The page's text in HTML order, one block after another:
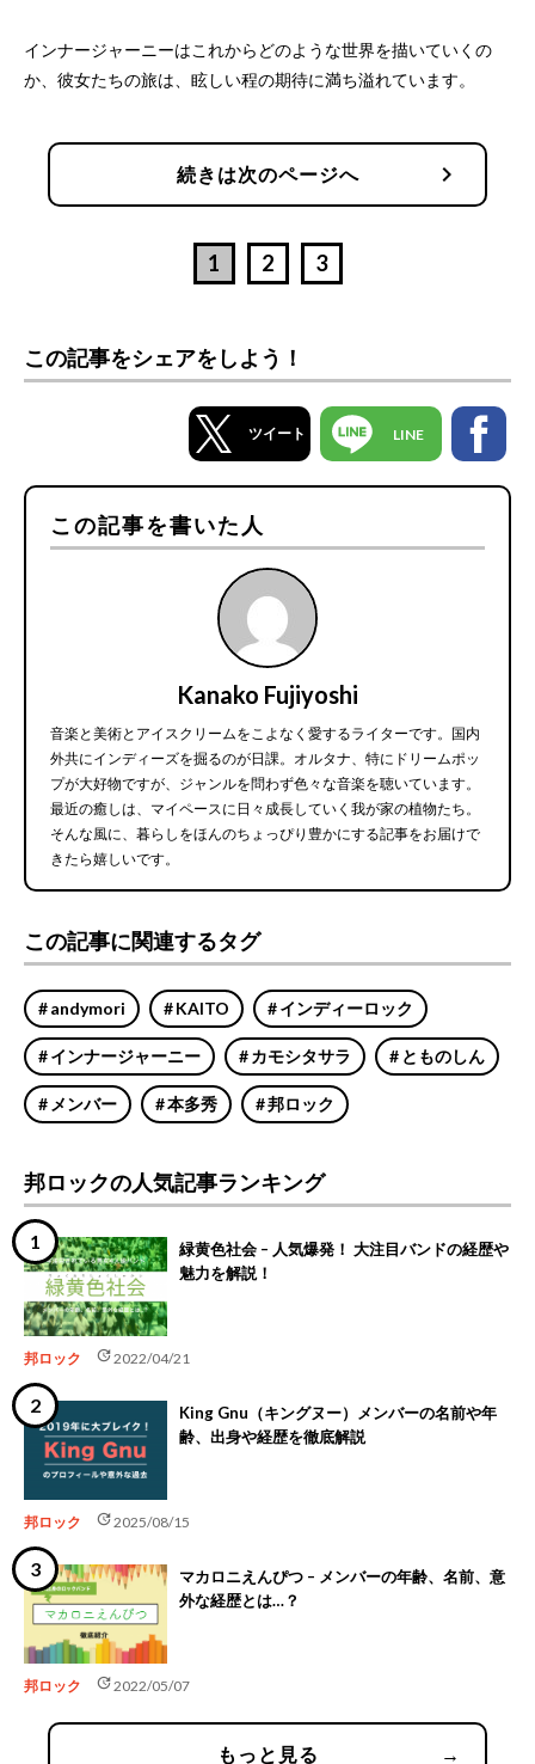
インナージャーニーはこれからどのような世界を描いていくの
か、彼女たちの旅は、眩しい程の期待に満ち溢れています。
続きは次のページへ chevron_right
1 2 3
この記事をシェアをしよう！
ツイート LINE
この記事を書いた人
Kanako Fujiyoshi
音楽と美術とアイスクリームをこよなく愛するライターです。国内
外共にインディーズを掘るのが日課。オルタナ、特にドリームポッ
プが大好物ですが、ジャンルを問わず色々な音楽を聴いています。
最近の癒しは、マイペースに日々成長していく我が家の植物たち。
そんな風に、暮らしをほんのちょっぴり豊かにする記事をお届けで
きたら嬉しいです。
この記事に関連するタグ
andymori KAITO インディーロック
インナージャーニー カモシタサラ とものしん
メンバー 本多秀 邦ロック
邦ロックの人気記事ランキング
緑黄色社会 – 人気爆発！ 大注目バンドの経歴や
魅力を解説！
邦ロック update2022/04/21
King Gnu（キングヌー）メンバーの名前や年
齢、出身や経歴を徹底解説
邦ロック update2025/08/15
マカロニえんぴつ – メンバーの年齢、名前、意
外な経歴とは…？
邦ロック update2022/05/07
もっと見る →